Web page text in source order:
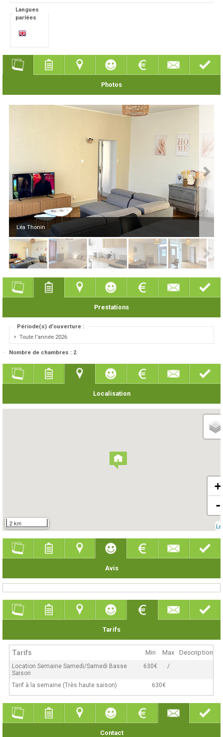
Langues
parlées
Photos
Léa Thonin
Prestations
Période(s) d'ouverture :
Toute l'année 2026
Nombre de chambres : 2
Localisation
2 km
+
-
Avis
Tarifs
Tarifs Min Max Description
Location Semaine Samedi/Samedi Basse
Saison
630€ /
Tarif à la semaine (Très haute saison) 630€
Contact